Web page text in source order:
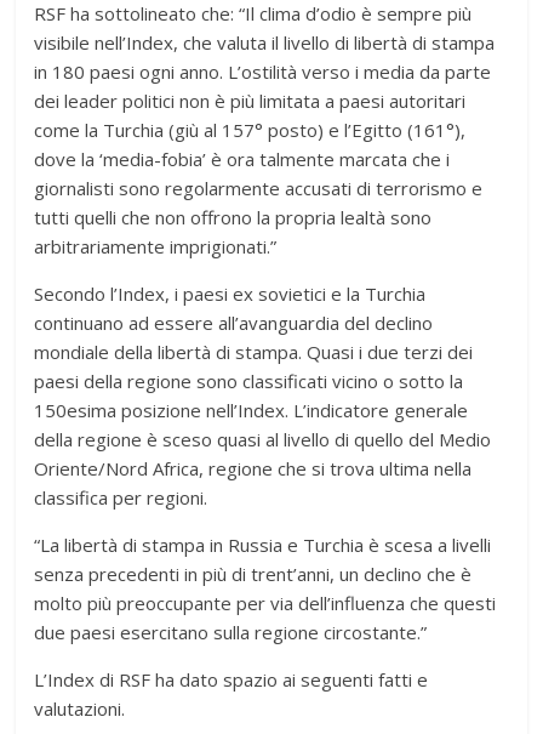
RSF ha sottolineato che: “Il clima d’odio è sempre più
visibile nell’Index, che valuta il livello di libertà di stampa
in 180 paesi ogni anno. L’ostilità verso i media da parte
dei leader politici non è più limitata a paesi autoritari
come la Turchia (giù al 157° posto) e l’Egitto (161°),
dove la ‘media-fobia’ è ora talmente marcata che i
giornalisti sono regolarmente accusati di terrorismo e
tutti quelli che non offrono la propria lealtà sono
arbitrariamente imprigionati.”
Secondo l’Index, i paesi ex sovietici e la Turchia
continuano ad essere all’avanguardia del declino
mondiale della libertà di stampa. Quasi i due terzi dei
paesi della regione sono classificati vicino o sotto la
150esima posizione nell’Index. L’indicatore generale
della regione è sceso quasi al livello di quello del Medio
Oriente/Nord Africa, regione che si trova ultima nella
classifica per regioni.
“La libertà di stampa in Russia e Turchia è scesa a livelli
senza precedenti in più di trent’anni, un declino che è
molto più preoccupante per via dell’influenza che questi
due paesi esercitano sulla regione circostante.”
L’Index di RSF ha dato spazio ai seguenti fatti e
valutazioni.